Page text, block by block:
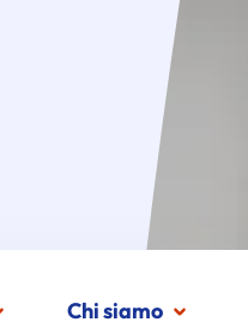
Chi siamo